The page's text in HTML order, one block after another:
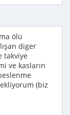
ölü
diger
takviye
ve kasların
(biz